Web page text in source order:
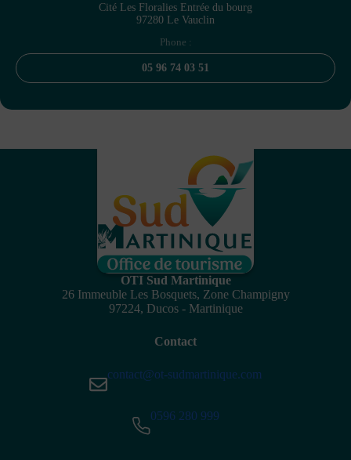
Cité Les Floralies Entrée du bourg
97280 Le Vauclin
Phone :
05 96 74 03 51
OTI Sud Martinique
26 Immeuble Les Bosquets, Zone Champigny
97224, Ducos - Martinique
Contact
contact@ot-sudmartinique.com
0596 280 999